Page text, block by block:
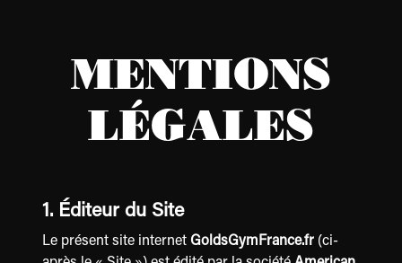
MENTIONS
LÉGALES
1. Éditeur du Site
Le présent site internet GoldsGymFrance.fr (ci-